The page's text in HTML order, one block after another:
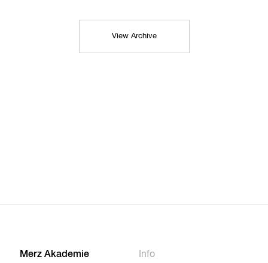
View Archive
Merz Akademie
Info